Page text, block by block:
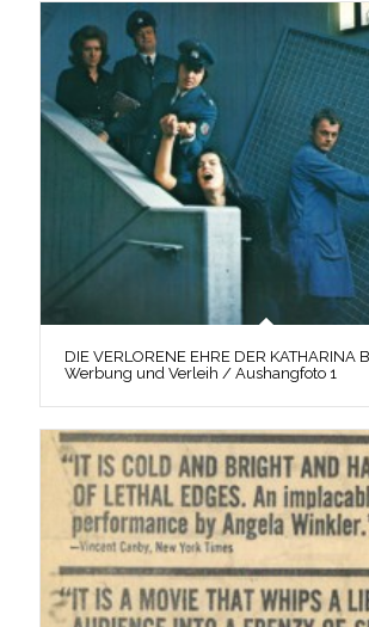
DIE VERLORENE EHRE DER KATHARINA
Werbung und Verleih / Aushangfoto 1